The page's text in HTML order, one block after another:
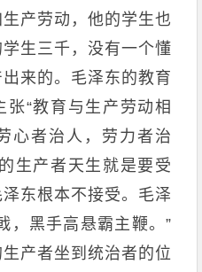
产劳动，他的学生也
生三千，没有一个懂
来的。毛泽东的教育
“教育与生产劳动相
心者治人，劳力者治
生产者天生就是要受
东根本不接受。毛泽
，黑手高悬霸主鞭。”
产者坐到统治者的位